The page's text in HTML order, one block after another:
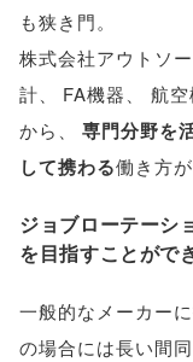
も狭き門。
株式会社アウトソ
計、 FA機器、 航空
から 、
専門分野を
して携わる働き方
ジョブローテーシ
を目指すことがで
一般的なメーカー
の場合には長い間